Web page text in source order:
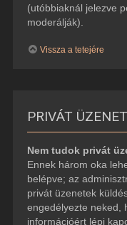
(utóbbiaknál jelezve
moderálják).
Vissza a tetejére
PRIVÁT
Nem tudok privát
Ennek három oka
belépve; az
privát üzenetek
engedélyezte neked,
információért lépj